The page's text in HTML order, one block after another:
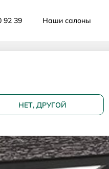
92 39 Наши салоны
НЕТ, ДРУГОЙ